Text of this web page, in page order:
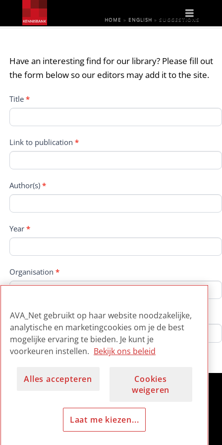
HOME » ENGLISH » SUGGESTIONS
Have an interesting find for our library? Please fill out
the form below so our editors may add it to the site.
Suggestions
Title *
Link to publication *
Author(s) *
Year *
Organisation *
Website
Submit
AVA_Net gebruikt op haar website noodzakelijke,
analytische en marketingcookies om je de best
mogelijke ervaring te bieden. Je kunt je
voorkeuren instellen. Bekijk ons beleid
Alles accepteren
Cookies
weigeren
Laat me kiezen...